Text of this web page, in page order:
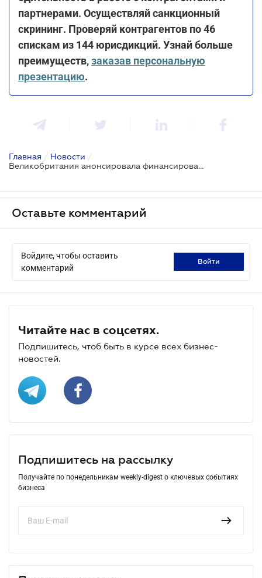
партнерами. Осуществляй санкционный
скрининг. Проверяй контрагентов по 46
спискам из 144 юрисдикций. Узнай больше
преимуществ,заказав персональную
презентацию.
Главная / Новости /
Великобритания анонсировала финансирование для расследования военных преступлений в Украине на сумму 4,5 миллиона фунтов стерлингов
Оставьте комментарий
Войдите, чтобы оставить
комментарий
войти
Читайте нас в соцсетях.
Подпишитесь, чтоб быть в курсе всех бизнес-
новостей.
Подпишитесь на рассылку
Получайте по понедельникам weekly-digest о ключевых событиях
бизнеса